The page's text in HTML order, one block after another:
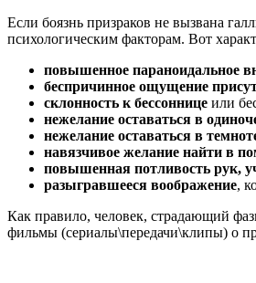
Если боязнь призраков не вызвана
психологическим факторам. Вот
повышенное параноидальное
беспричинное ощущение
склонность к бессоннице или
нежелание оставаться в
нежелание оставаться в
навязчивое желание найти в
повышенная потливость рук,
разыгравшееся воображение,
Как правило, человек, страдающий
фильмы (сериалы\передачи\клипы) о